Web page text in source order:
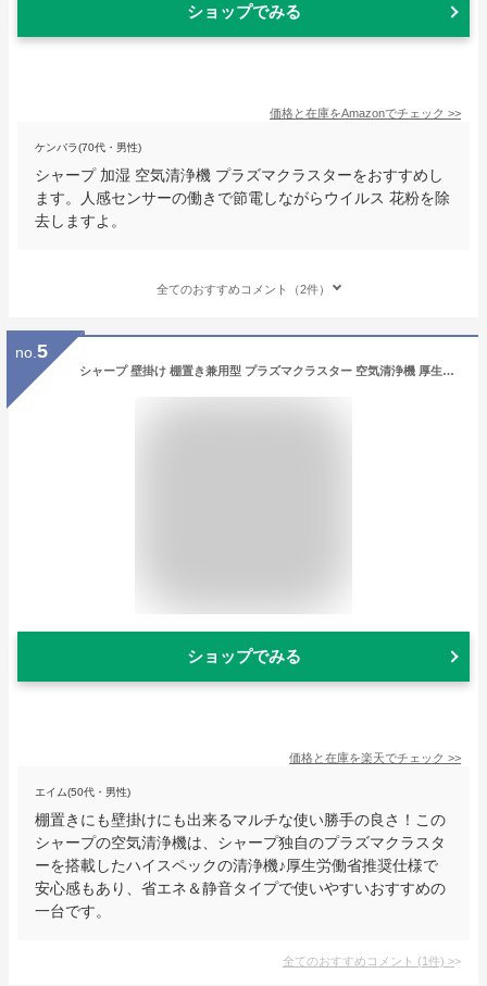
ショップでみる
価格と在庫をAmazonでチェック >>
ケンバラ(70代・男性)
シャープ 加湿 空気清浄機 プラズマクラスターをおすすめし
ます。人感センサーの働きで節電しながらウイルス 花粉を除
去しますよ。
全てのおすすめコメント（2件）
no. 5
シャープ 壁掛け 棚置き兼用型 プラズマクラスター 空気清浄機 厚生労働省推奨仕様 風向き変更可 省エネ 静音 約25立方m 約15畳 FU-MK500-W 送料無料
ショップでみる
価格と在庫を楽天でチェック >>
エイム(50代・男性)
棚置きにも壁掛けにも出来るマルチな使い勝手の良さ！この
シャープの空気清浄機は、シャープ独自のプラズマクラスタ
ーを搭載したハイスペックの清浄機♪厚生労働省推奨仕様で
安心感もあり、省エネ＆静音タイプで使いやすいおすすめの
一台です。
全てのおすすめコメント (1件) >